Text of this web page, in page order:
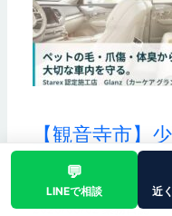
【観音寺市】
強い日射から
カーケア グラ
2026/06/02業務日誌
💬
LINEで相談 近